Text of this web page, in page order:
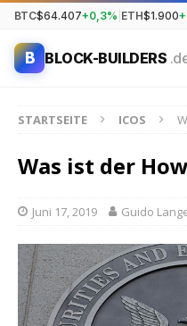
BTC$64.407+0,3% ETH$1.900
B BLOCK-BUILDERS
STARTSEITE ICOS
Was ist der
Juni 17, 2019 Guido